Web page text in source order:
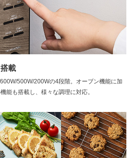
載
500W/200Wの4段階。オーブン機能に加
能も搭載し、様々な調理に対応。